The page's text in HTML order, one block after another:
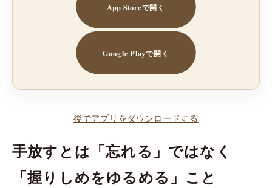
App Storeで開く
Google Playで開く
後でアプリをダウンロードする
手放すとは「忘れる」ではなく
「握りしめをゆるめる」こと